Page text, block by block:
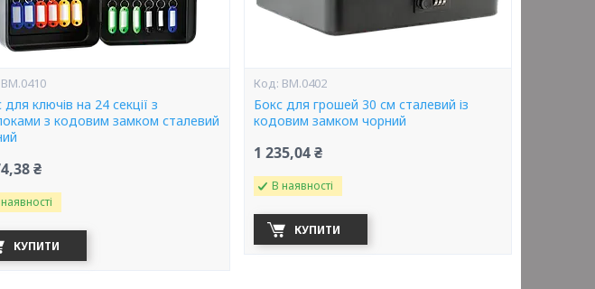
BM.0410
для ключів на 24 секції з
з кодовим замком сталевий
₴
КУПИТИ
BM.0402
Бокс для грошей 30 см сталевий із
кодовим замком чорний
1 235,04 ₴
В наявності
КУПИТИ